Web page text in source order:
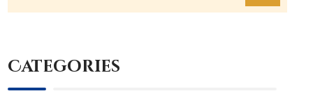
Categories